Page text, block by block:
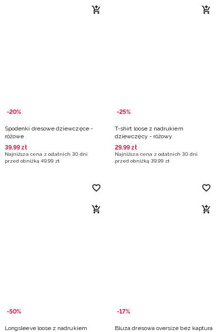
-20%
Spodenki dresowe dziewczęce -
różowe
39,99 zł
Najniższa cena z ostatnich 30 dni
przed obniżką 49,99 zł
-25%
T-shirt loose z nadrukiem
dziewczęcy - różowy
29,99 zł
Najniższa cena z ostatnich 30 dni
przed obniżką 39,99 zł
-50%
Longsleeve loose z nadrukiem
-17%
Bluza dresowa oversize bez kaptura